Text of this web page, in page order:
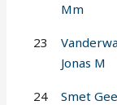
Mm
23
Jonas M
24
Smet